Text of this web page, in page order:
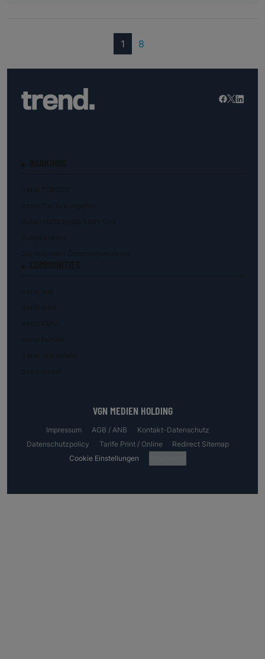
1 (current)
8
VGN MEDIEN HOLDING
Impressum AGB / ANB
Kontakt-Datenschutz
Datenschutzpolicy
Tarife Print / Online
Redirect Sitemap
Cookie Einstellungen